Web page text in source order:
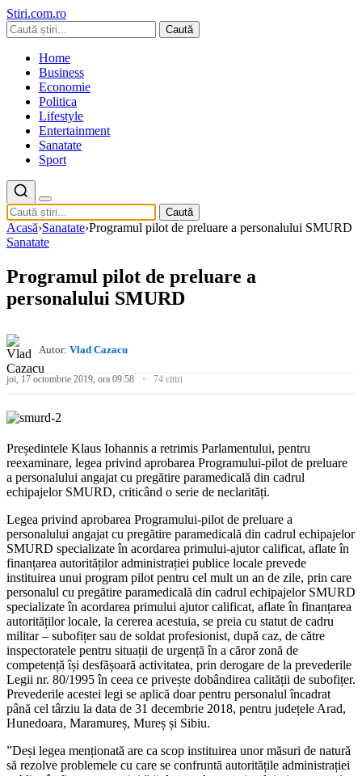
Stiri.com.ro
Caută
Home
Business
Economie
Politica
Lifestyle
Entertainment
Sanatate
Sport
Caută
Acasă›Sanatate›Programul pilot de preluare a personalului SMURD
Sanatate
Programul pilot de preluare a
personalului SMURD
Autor: Vlad Cazacu
joi, 17 octombrie 2019, ora 09:58 74 citiri
Președintele Klaus Iohannis a retrimis Parlamentului, pentru
reexaminare, legea privind aprobarea Programului-pilot de preluare
a personalului angajat cu pregătire paramedicală din cadrul
echipajelor SMURD, criticând o serie de neclarități.
Legea privind aprobarea Programului-pilot de preluare a
personalului angajat cu pregătire paramedicală din cadrul echipajelor
SMURD specializate în acordarea primului-ajutor calificat, aflate în
finanțarea autorităților administrației publice locale prevede
instituirea unui program pilot pentru cel mult un an de zile, prin care
personalul cu pregătire paramedicală din cadrul echipajelor SMURD
specializate în acordarea primului ajutor calificat, aflate în finanțarea
autorităților locale, la cererea acestuia, se preia cu statut de cadru
militar – subofițer sau de soldat profesionist, după caz, de către
inspectoratele pentru situații de urgență în a căror zonă de
competență își desfășoară activitatea, prin derogare de la prevederile
Legii nr. 80/1995 în ceea ce privește dobândirea calității de subofițer.
Prevederile acestei legi se aplică doar pentru personalul încadrat
până cel târziu la data de 31 decembrie 2018, pentru județele Arad,
Hunedoara, Maramureș, Mureș și Sibiu.
”Deși legea menționată are ca scop instituirea unor măsuri de natură
să rezolve problemele cu care se confruntă autoritățile administrației